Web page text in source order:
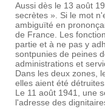
Aussi dès le 13 août
secrètes ». Si le mot
ambiguïté en
de France. Les
partie et à ne pas y
sontpunies de peines
administrations et
Dans les deux zones,
elles aient été
Le 11 août 1941, une
l'adresse des